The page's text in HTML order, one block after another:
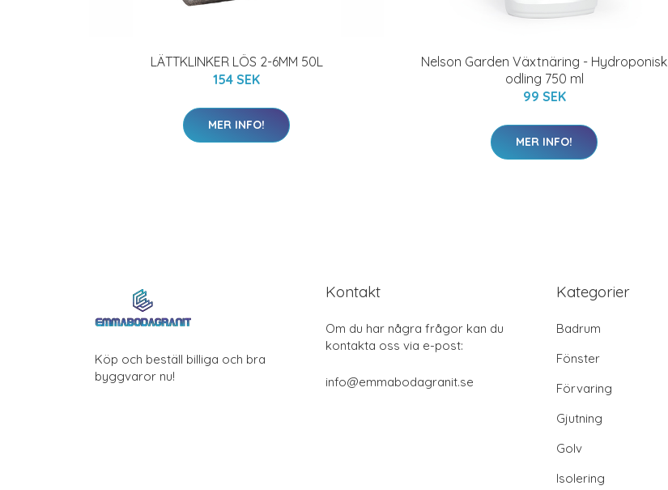
LÄTTKLINKER LÖS 2-6MM 50L
154 SEK
MER INFO!
Nelson Garden Växtnäring - Hydroponisk
odling 750 ml
99 SEK
MER INFO!
Köp och beställ billiga och bra
byggvaror nu!
Kontakt
Om du har några frågor kan du
kontakta oss via e-post:
info@emmabodagranit.se
Kategorier
Badrum
Fönster
Förvaring
Gjutning
Golv
Isolering